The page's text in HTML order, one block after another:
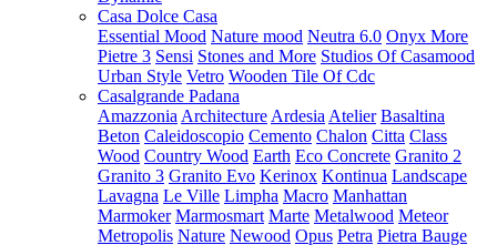
Casa Dolce Casa
Essential Mood Nature mood Neutra 6.0 Onyx More
Pietre 3 Sensi Stones and More Studios Of Casamood
Urban Style Vetro Wooden Tile Of Cdc
Casalgrande Padana
Amazzonia Architecture Ardesia Atelier Basaltina
Beton Caleidoscopio Cemento Chalon Citta Class
Wood Country Wood Earth Eco Concrete Granito 2
Granito 3 Granito Evo Kerinox Kontinua Landscape
Lavagna Le Ville Limpha Macro Manhattan
Marmoker Marmosmart Marte Metalwood Meteor
Metropolis Nature Newood Opus Petra Pietra Bauge